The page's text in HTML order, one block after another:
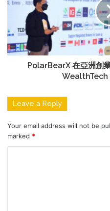
PolarBearX 在亞洲創
WealthTech
Leave a Reply
Your email address will not be
marked *